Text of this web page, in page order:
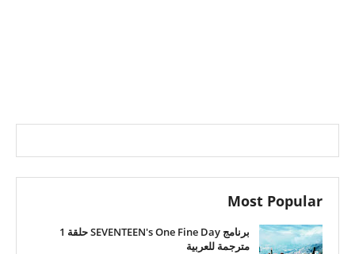
Most Popular
برنامج SEVENTEEN's One Fine Day حلقة 1
مترجمة للعربية